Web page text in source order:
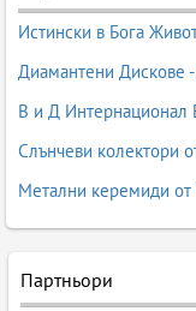
Истински в Бога
Диамантени Дискове
В и Д
Слънчеви колектори
Метални керемиди
Партньори